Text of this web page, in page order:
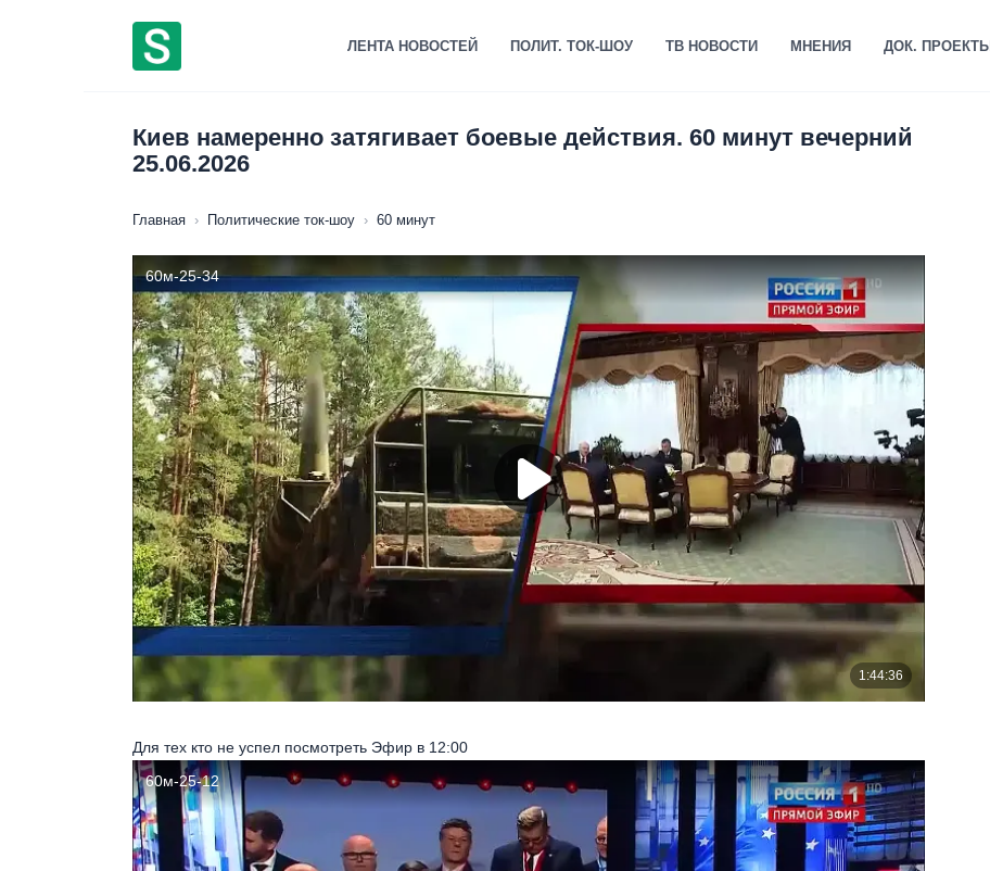
ЛЕНТА НОВОСТЕЙ ПОЛИТ. ТОК-ШОУ ТВ НОВОСТИ МНЕНИЯ ДОК. ПРОЕКТЫ
Киев намеренно затягивает боевые действия. 60 минут вечерний
25.06.2026
Главная › Политические ток-шоу › 60 минут
Для тех кто не успел посмотреть Эфир в 12:00